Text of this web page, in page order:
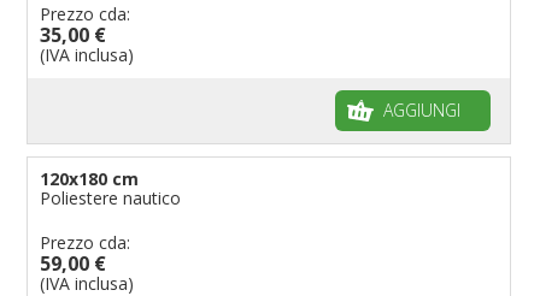
Prezzo cda:
35,00 €
(IVA inclusa)
AGGIUNGI
120x180 cm
Poliestere nautico
Prezzo cda:
59,00 €
(IVA inclusa)